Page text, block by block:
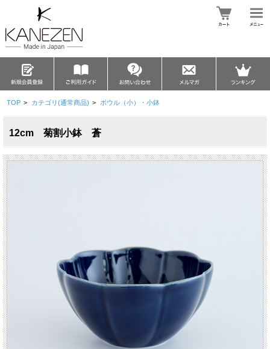
TOP > カテゴリ(通常商品) > ボウル（小）・小鉢
12cm 菊割小鉢 蒼